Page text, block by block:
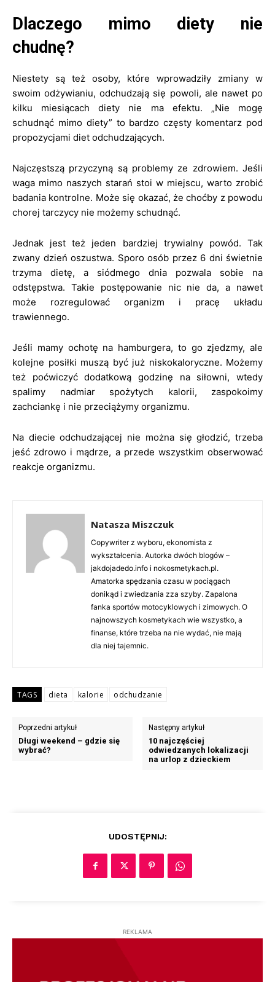
Dlaczego mimo diety nie
chudnę?
Niestety są też osoby, które wprowadziły zmiany w
swoim odżywianiu, odchudzają się powoli, ale nawet po
kilku miesiącach diety nie ma efektu. „Nie mogę
schudnąć mimo diety” to bardzo częsty komentarz pod
propozycjami diet odchudzających.
Najczęstszą przyczyną są problemy ze zdrowiem. Jeśli
waga mimo naszych starań stoi w miejscu, warto zrobić
badania kontrolne. Może się okazać, że choćby z powodu
chorej tarczycy nie możemy schudnąć.
Jednak jest też jeden bardziej trywialny powód. Tak
zwany dzień oszustwa. Sporo osób przez 6 dni świetnie
trzyma dietę, a siódmego dnia pozwala sobie na
odstępstwa. Takie postępowanie nic nie da, a nawet
może rozregulować organizm i pracę układu
trawiennego.
Jeśli mamy ochotę na hamburgera, to go zjedzmy, ale
kolejne posiłki muszą być już niskokaloryczne. Możemy
też poćwiczyć dodatkową godzinę na siłowni, wtedy
spalimy nadmiar spożytych kalorii, zaspokoimy
zachciankę i nie przeciążymy organizmu.
Na diecie odchudzającej nie można się głodzić, trzeba
jeść zdrowo i mądrze, a przede wszystkim obserwować
reakcje organizmu.
Natasza Miszczuk
Copywriter z wyboru, ekonomista z
wykształcenia. Autorka dwóch blogów –
jakdojadedo.info i nokosmetykach.pl.
Amatorka spędzania czasu w pociągach
donikąd i zwiedzania zza szyby. Zapalona
fanka sportów motocyklowych i zimowych. O
najnowszych kosmetykach wie wszystko, a
finanse, które trzeba na nie wydać, nie mają
dla niej tajemnic.
TAGS dieta kalorie odchudzanie
Poprzedni artykuł
Długi weekend – gdzie się
wybrać?
Następny artykuł
10 najczęściej
odwiedzanych lokalizacji
na urlop z dzieckiem
UDOSTĘPNIJ:
REKLAMA